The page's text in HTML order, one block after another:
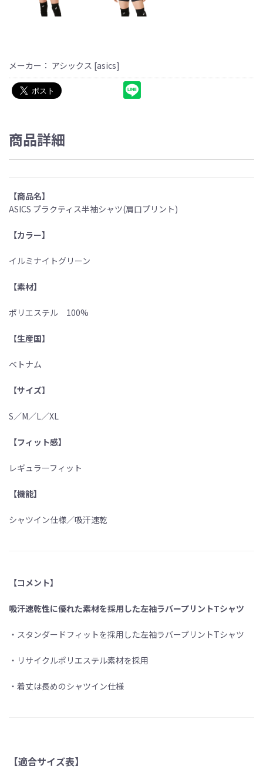
メーカー： アシックス [asics]
商品詳細
【商品名】
ASICS プラクティス半袖シャツ(肩口プリント)
【カラー】
イルミナイトグリーン
【素材】
ポリエステル 100%
【生産国】
ベトナム
【サイズ】
S／M／L／XL
【フィット感】
レギュラーフィット
【機能】
シャツイン仕様／吸汗速乾
【コメント】
吸汗速乾性に優れた素材を採用した左袖ラバープリントTシャツ
・スタンダードフィットを採用した左袖ラバープリントTシャツ
・リサイクルポリエステル素材を採用
・着丈は長めのシャツイン仕様
【適合サイズ表】